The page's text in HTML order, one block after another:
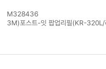
M328436
3M)포스트-잇 팝업리필(KR-